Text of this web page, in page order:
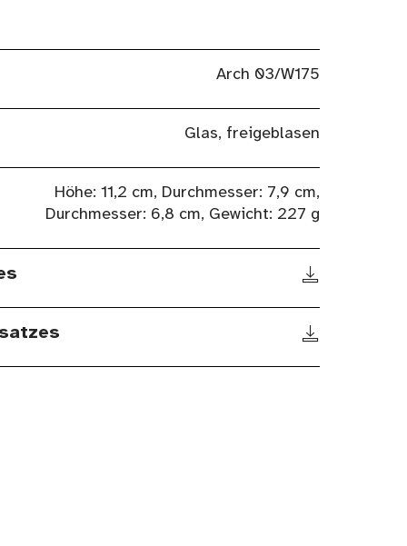
Arch 03/W175
Glas, freigeblasen
Höhe: 11,2 cm, Durchmesser: 7,9 cm,
Durchmesser: 6,8 cm, Gewicht: 227 g